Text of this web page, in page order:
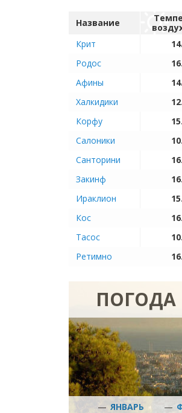
Название
Крит
Родос
Афины
Халкидики
Корфу
Салоники
Санторини
Закинф
Ираклион
Кос
Тасос
Ретимно
ПОГОДА
— ЯНВАРЬ —